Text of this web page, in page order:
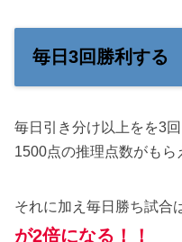
毎日3回勝利する
毎日引き分け以上をを3
1500点の推理点数がもら
それに加え毎日勝ち試合
が2倍になる！！